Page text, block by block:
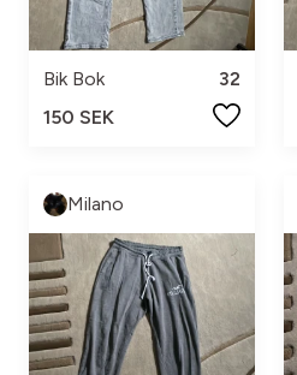
Bik Bok
32
150 SEK
Milano